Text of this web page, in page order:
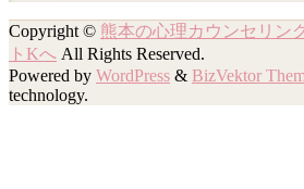
Copyright © 熊本の心理カウンセリン
トKへ All Rights Reserved.
Powered by WordPress & BizVektor
technology.